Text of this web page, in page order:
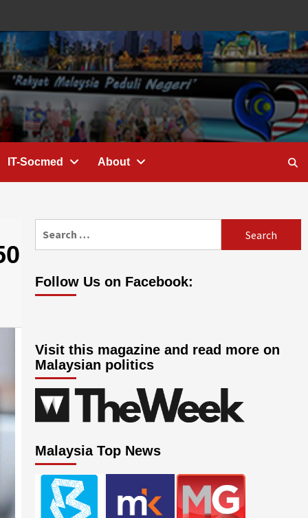
IT-Socmed About
Follow Us on Facebook:
Visit this magazine and read more on
Malaysian politics
Malaysia Top News